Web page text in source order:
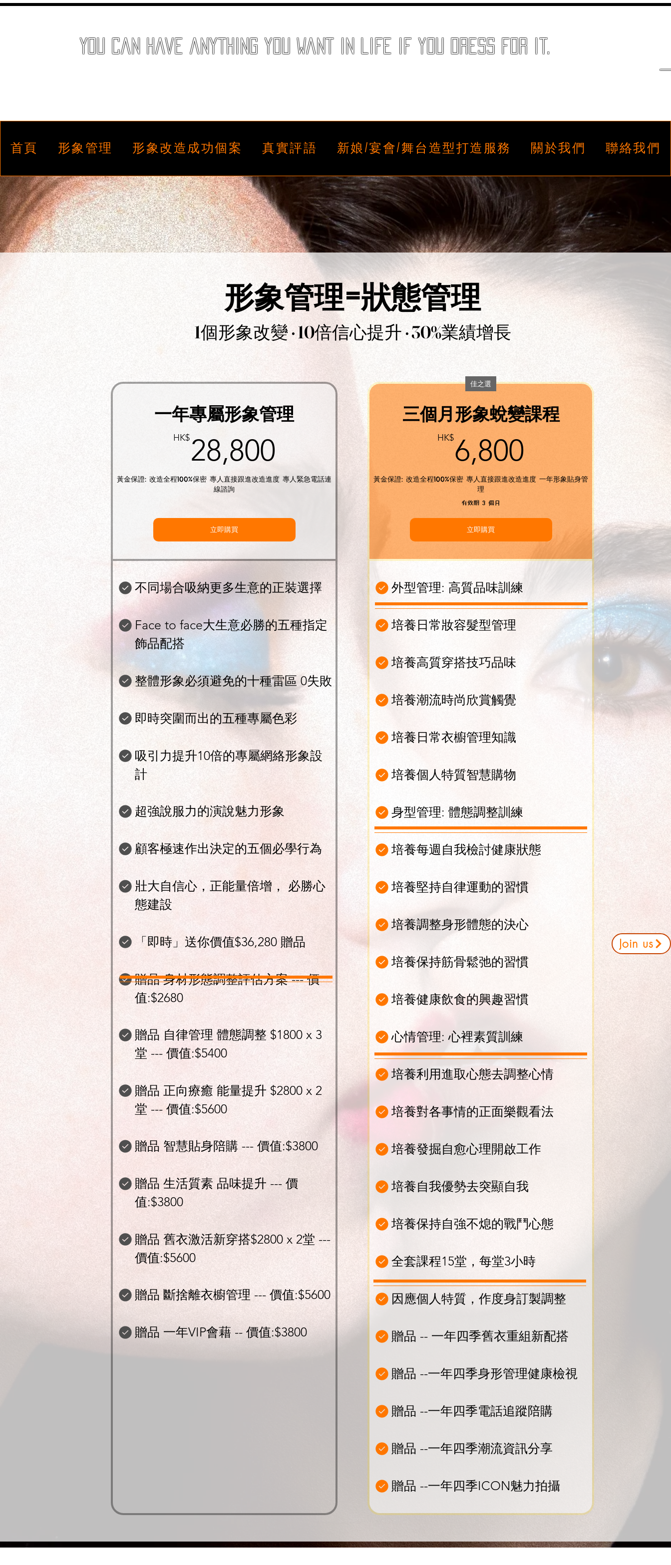
You can have anything you want in life if you dress for it.
Join us
首頁 形象管理 形象改造成功個案 真實評語 新娘/宴會/舞台造型打造服務 關於我們 聯絡我們
形象管理=狀態管理
1個形象改變 · 10倍信心提升 · 30%業績增長
一年專屬形象管理
HK$ 28,800
黃金保證: 改造全程100%保密 專人直接跟進改造進度 專人緊急電話連
線諮詢
立即購買
不同場合吸納更多生意的正裝選擇
Face to face大生意必勝的五種指定
飾品配搭
整體形象必須避免的十種雷區 0失敗
即時突圍而出的五種專屬色彩
吸引力提升10倍的專屬網絡形象設
計
超強說服力的演說魅力形象
顧客極速作出決定的五個必學行為
壯大自信心，正能量倍增， 必勝心
態建設
「即時」送你價值$36,280 贈品
贈品 身材形態調整評估方案 --- 價
值:$2680
贈品 自律管理 體態調整 $1800 x 3
堂 --- 價值:$5400
贈品 正向療癒 能量提升 $2800 x 2
堂 --- 價值:$5600
贈品 智慧貼身陪購 --- 價值:$3800
贈品 生活質素 品味提升 --- 價
值:$3800
贈品 舊衣激活新穿搭$2800 x 2堂 ---
價值:$5600
贈品 斷捨離衣櫥管理 --- 價值:$5600
贈品 一年VIP會藉 -- 價值:$3800
佳之選
三個月形象蛻變課程
HK$6,800
黃金保證: 改造全程100%保密 專人直接跟進改造進度 一年形象貼身管
理
有效期 3 個月
立即購買
外型管理: 高質品味訓練
培養日常妝容髮型管理
培養高質穿搭技巧品味
培養潮流時尚欣賞觸覺
培養日常衣櫥管理知識
培養個人特質智慧購物
身型管理: 體態調整訓練
培養每週自我檢討健康狀態
培養堅持自律運動的習慣
培養調整身形體態的決心
培養保持筋骨鬆弛的習慣
培養健康飲食的興趣習慣
心情管理: 心裡素質訓練
培養利用進取心態去調整心情
培養對各事情的正面樂觀看法
培養發掘自愈心理開啟工作
培養自我優勢去突顯自我
培養保持自強不熄的戰鬥心態
全套課程15堂，每堂3小時
因應個人特質，作度身訂製調整
贈品 -- 一年四季舊衣重組新配搭
贈品 --一年四季身形管理健康檢視
贈品 --一年四季電話追蹤陪購
贈品 --一年四季潮流資訊分享
贈品 --一年四季ICON魅力拍攝
首頁 形象管理 形象改造成功個案 真實評語 新娘/宴會/舞台造型打造服務 關於我們 聯絡我們